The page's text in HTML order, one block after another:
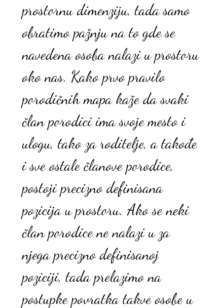
prostornu dimenziju, tada samo
obratimo pažnju na to gde se
navedena osoba nalazi u prostoru
oko nas. Kako prvo pravilo
porodičnih mapa kaže da svaki
član porodici ima svoje mesto i
ulogu, tako za roditelje, a takođe
i sve ostale članove porodice,
postoji precizno definisana
pozicija u prostoru. Ako se neki
član porodice ne nalazi u za
njega precizno definisanoj
poziciji, tada prelazimo na
postupke povratka takve osobe u